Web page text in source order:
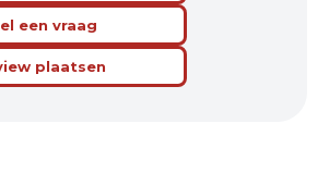
een vraag
plaatsen